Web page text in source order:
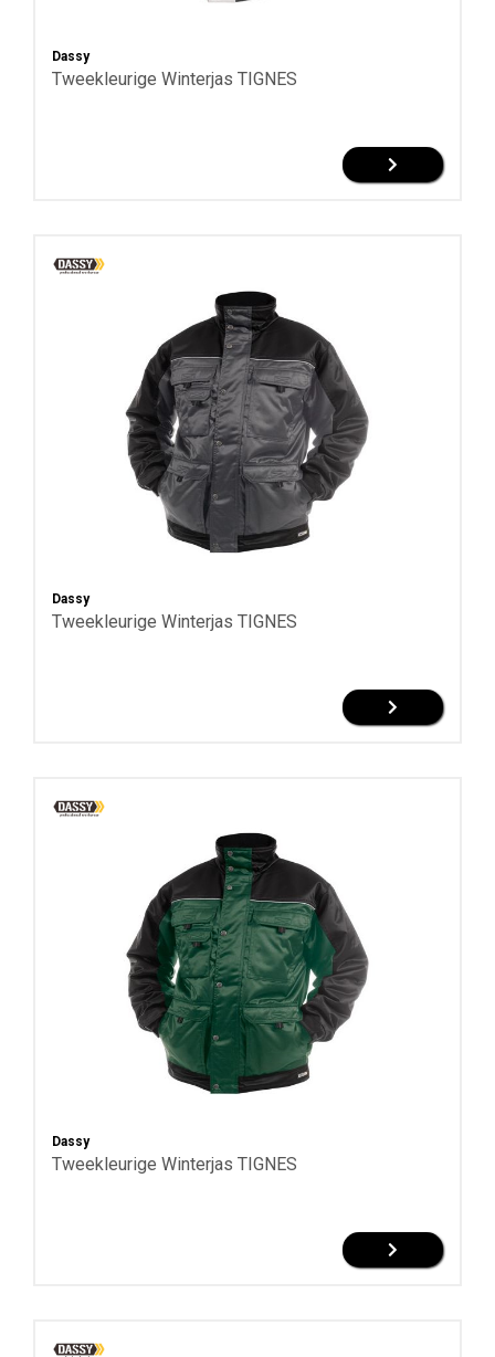
Dassy
Tweekleurige Winterjas TIGNES
Dassy
Tweekleurige Winterjas TIGNES
Dassy
Tweekleurige Winterjas TIGNES